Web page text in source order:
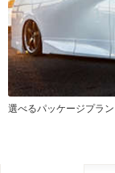
選べるパッケージプラ